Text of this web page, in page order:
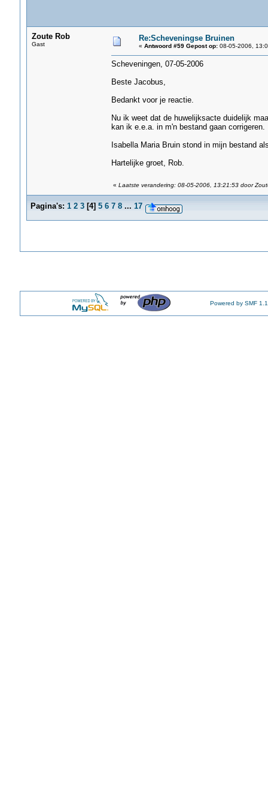
Zoute Rob
Gast
Re:Scheveningse Bruinen
« Antwoord #59 Gepost op:08-05-2006,
Scheveningen, 07-05-2006
Beste Jacobus,
Bedankt voor je reactie.
Nu ik weet dat de huwelijksacte duidelijk
kan ik e.e.a. in m'n bestand gaan
Isabella Maria Bruin stond in mijn bestand
Hartelijke groet, Rob.
« Laatste verandering: 08-05-2006, 13:21:53 door
Pagina's: 1 2 3[4] 5 6 7 8 ... 17
Powered by SMF